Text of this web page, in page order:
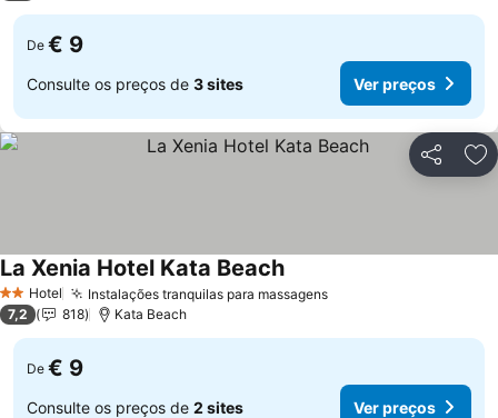
De € 9
Consulte os preços de 3 sites Ver preços
Partilhar
2 Estrelas
Hotel Instalações tranquilas para massagens
La Xenia Hotel Kata Beach
7,2 818 Kata Beach
De € 9
Consulte os preços de 2 sites Ver preços